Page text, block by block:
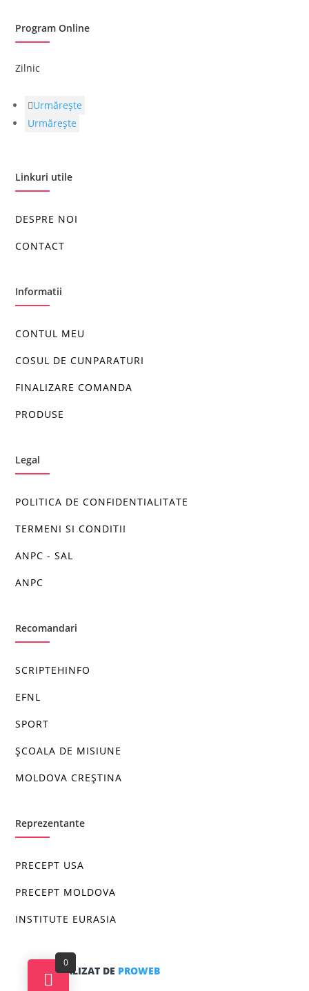
Program Online
Zilnic
Urmărește
Urmărește
Linkuri utile
DESPRE NOI
CONTACT
Informatii
CONTUL MEU
COSUL DE CUNPARATURI
FINALIZARE COMANDA
PRODUSE
Legal
POLITICA DE CONFIDENTIALITATE
TERMENI SI CONDITII
ANPC - SAL
ANPC
Recomandari
SCRIPTEHINFO
EFNL
SPORT
ȘCOALA DE MISIUNE
MOLDOVA CREȘTINA
Reprezentante
PRECEPT USA
PRECEPT MOLDOVA
INSTITUTE EURASIA
SITE REALIZAT DE PROWEB
0